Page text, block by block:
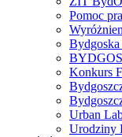
Pomoc
Konkurs
Urban
Urodziny